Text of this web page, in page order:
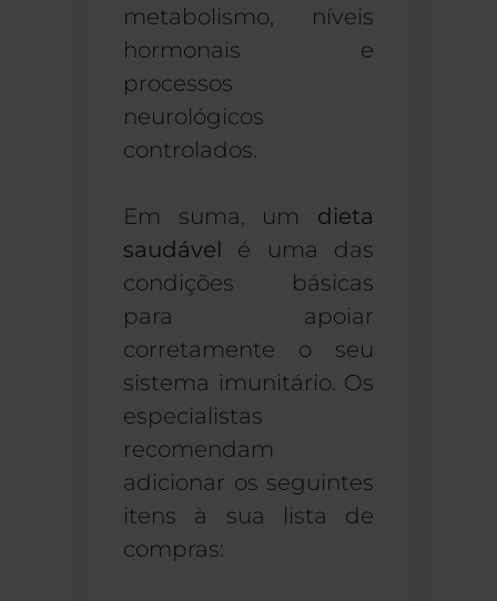
metabolismo, níveis
hormonais e
processos
neurológicos
controlados.
Em suma, um dieta
saudável é uma das
condições básicas
para apoiar
corretamente o seu
sistema imunitário. Os
especialistas
recomendam
adicionar os seguintes
itens à sua lista de
compras: